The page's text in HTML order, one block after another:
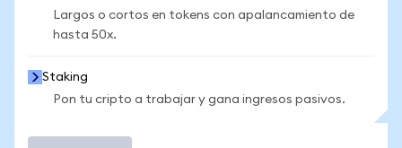
Largos o cortos en tokens con apalancamiento de
hasta 50x.
Staking
Pon tu cripto a trabajar y gana ingresos pasivos.